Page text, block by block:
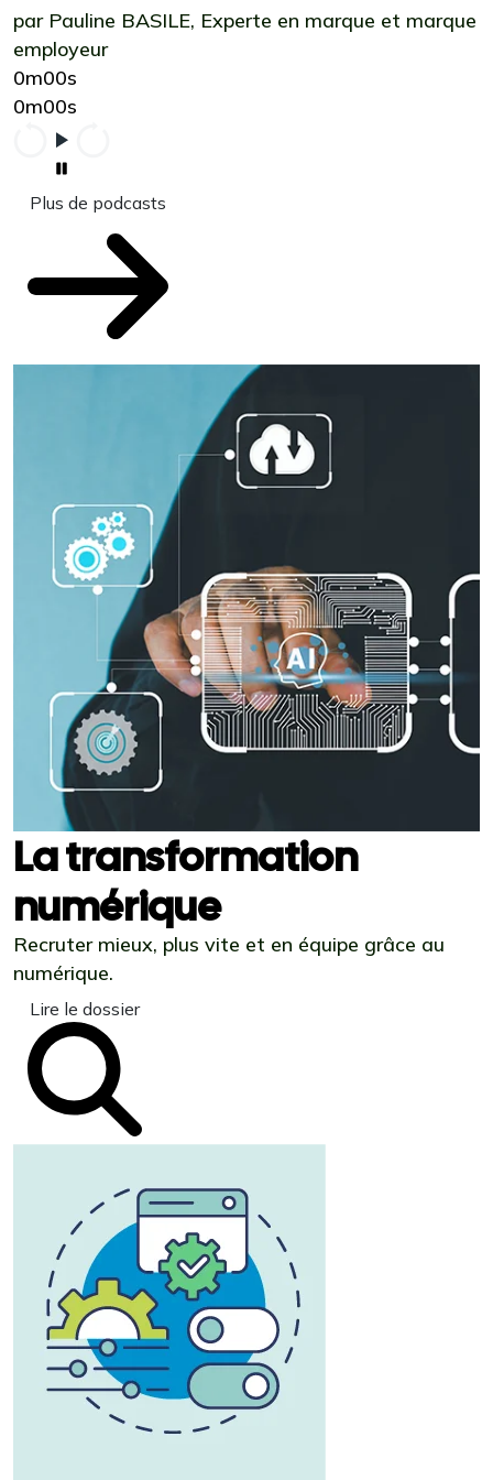
par Pauline BASILE, Experte en marque et marque
employeur
0m00s
0m00s
Plus de podcasts
La transformation
numérique
Recruter mieux, plus vite et en équipe grâce au
numérique.
Lire le dossier